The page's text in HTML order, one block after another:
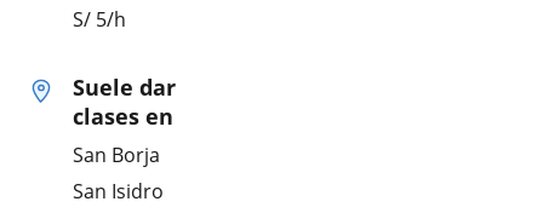
S/ 5/h
Suele dar
clases en
San Borja
San Isidro